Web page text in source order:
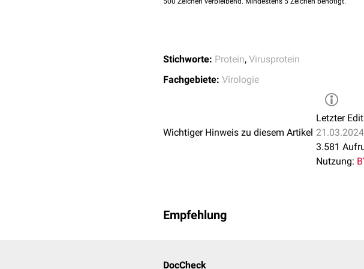
Guanin-N7-Methyltransferase
O-Ribose-Methyltransferase
Stichworte: Protein, Virusprotein
Fachgebiete: Virologie
Wichtiger Hinweis zu diesem Artikel
Letzter
3.581
Nutzung:
Empfehlung
DocCheck